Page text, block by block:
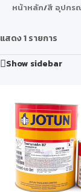
หน้าหลัก/สี อุปกร
แสดง 1 รายการ
Show sidebar